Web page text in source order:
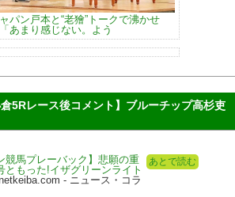
ン戸本と“老獪”トークで沸かせ
あまり感じない。よう
倉5Rレース後コメント】ブルーチップ高杉吏
競馬プレーバック】悲願の重
ともった!イザグリーンライト
- ニュース・コラ
あとで読む